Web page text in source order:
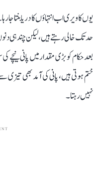
یوں کاویری اب انتہاؤں کا دریا بنتا
حد تک خالی رہتے ہیں، لیکن چند ہی
بعد حکام کو بڑی مقدار میں پانی نیچے
ختم ہوتی ہیں، پانی کی آمد بھی
نہیں رہتا۔